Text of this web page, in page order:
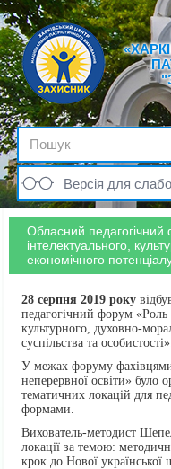
Версія для
Обласний педагогічний
інтелектуального,
економічного
28 серпня 2019 року
педагогічний форум «Роль
культурного, духовно-
суспільства та
У межах форуму
неперервної освіти» було
тематичних локацій для
формами.
Вихователь-методист
локації за темою:
крок до Нової української